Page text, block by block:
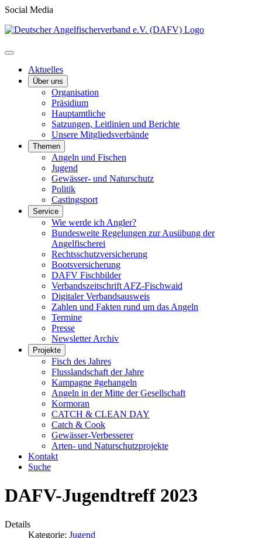
Social Media
Aktuelles
Über uns
Organisation
Präsidium
Hauptamtliche
Satzungen, Leitlinien und Berichte
Unsere Mitgliedsverbände
Themen
Angeln und Fischen
Jugend
Gewässer- und Naturschutz
Politik
Castingsport
Service
Wie werde ich Angler?
Bundesweite Regelungen zur Ausübung der
Angelfischerei
Rechtsschutzversicherung
Bootsversicherung
DAFV Fischbilder
Verbandszeitschrift AFZ-Fischwaid
Digitaler Verbandsausweis
Zahlen und Fakten rund um das Angeln
Termine
Presse
Newsletter Archiv
Projekte
Fisch des Jahres
Flusslandschaft der Jahre
Kampagne #gehangeln
Angeln in der Mitte der Gesellschaft
Kormoran
CATCH & CLEAN DAY
Catch & Cook
Gewässer-Verbesserer
Arten- und Naturschutzprojekte
Kontakt
Suche
DAFV-Jugendtreff 2023
Details
Kategorie: Jugend